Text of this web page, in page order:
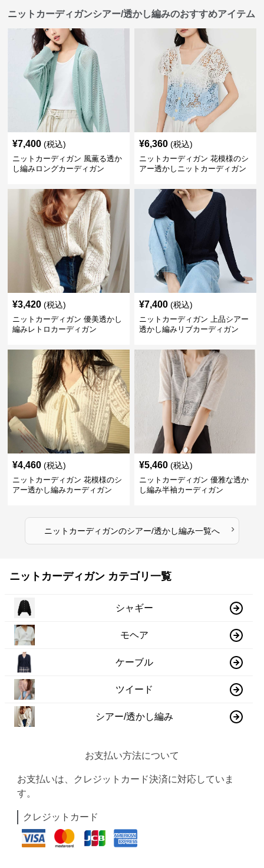
ニットカーディガンシアー/透かし編みのおすすめアイテム
¥7,400 (税込)
ニットカーディガン 風薫る透か
し編みロングカーディガン
¥6,360 (税込)
ニットカーディガン 花模様のシ
アー透かしニットカーディガン
¥3,420 (税込)
ニットカーディガン 優美透かし
編みレトロカーディガン
¥7,400 (税込)
ニットカーディガン 上品シアー
透かし編みリブカーディガン
¥4,460 (税込)
ニットカーディガン 花模様のシ
アー透かし編みカーディガン
¥5,460 (税込)
ニットカーディガン 優雅な透か
し編み半袖カーディガン
ニットカーディガンのシアー/透かし編み一覧へ ›
ニットカーディガン カテゴリ一覧
シャギー
モヘア
ケーブル
ツイード
シアー/透かし編み
お支払い方法について
お支払いは、クレジットカード決済に対応していま
す。
クレジットカード